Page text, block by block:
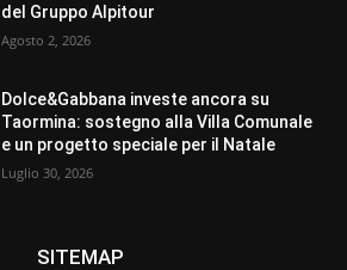
del Gruppo Alpitour
Agosto 2, 2026
Dolce&Gabbana investe ancora su
Taormina: sostegno alla Villa Comunale
e un progetto speciale per il Natale
Luglio 30, 2026
SITEMAP